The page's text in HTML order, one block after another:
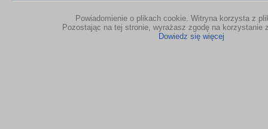
Powiadomienie o plikach cookie. Witryna korzysta z
Pozostając na tej stronie, wyrażasz zgodę na korzystanie
Dowiedz się więcej